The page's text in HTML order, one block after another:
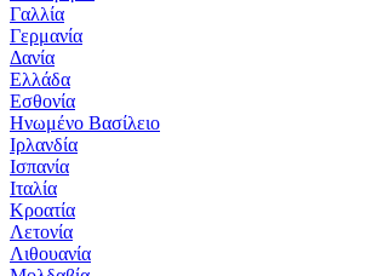
Γαλλία
Γερμανία
Δανία
Ελλάδα
Εσθονία
Ηνωμένο Βασίλειο
Ιρλανδία
Ισπανία
Ιταλία
Κροατία
Λετονία
Λιθουανία